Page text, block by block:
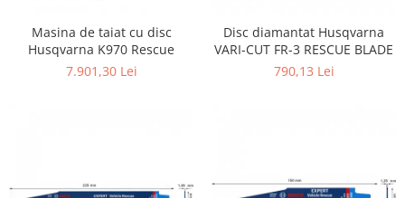
Masina de taiat cu disc
Husqvarna K970 Rescue
7.901,30 Lei
Disc diamantat Husqvarna
VARI-CUT FR-3 RESCUE BLADE
790,13 Lei